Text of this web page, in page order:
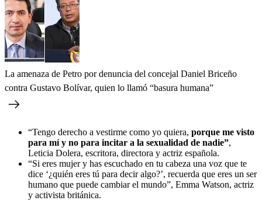
La amenaza de Petro por denuncia del concejal Daniel Briceño
contra Gustavo Bolívar, quien lo llamó “basura humana”
“Tengo derecho a vestirme como yo quiera, porque me visto
para mí y no para incitar a la sexualidad de nadie”,
Leticia Dolera, escritora, directora y actriz española.
“Si eres mujer y has escuchado en tu cabeza una voz que te
dice ‘¿quién eres tú para decir algo?’, recuerda que eres un ser
humano que puede cambiar el mundo”, Emma Watson, actriz
y activista británica.